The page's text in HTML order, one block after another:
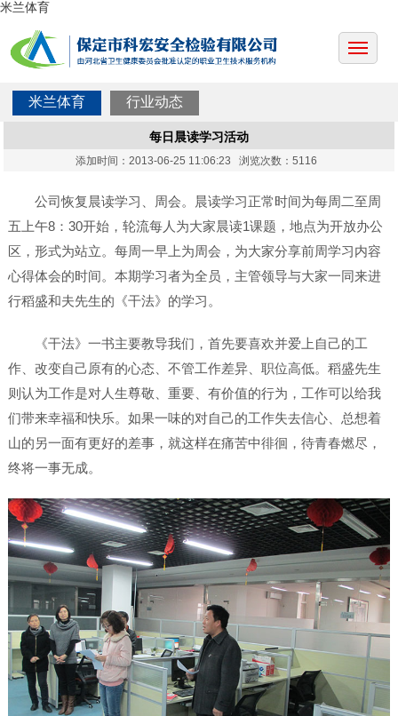
米兰体育
米兰体育 行业动态
每日晨读学习活动
添加时间：2013-06-25 11:06:23 浏览次数：5116
公司恢复晨读学习、周会。晨读学习正常时间为每周二至周
五上午8：30开始，轮流每人为大家晨读1课题，地点为开放办公
区，形式为站立。每周一早上为周会，为大家分享前周学习内容
心得体会的时间。本期学习者为全员，主管领导与大家一同来进
行稻盛和夫先生的《干法》的学习。
《干法》一书主要教导我们，首先要喜欢并爱上自己的工
作、改变自己原有的心态、不管工作差异、职位高低。稻盛先生
则认为工作是对人生尊敬、重要、有价值的行为，工作可以给我
们带来幸福和快乐。如果一味的对自己的工作失去信心、总想着
山的另一面有更好的差事，就这样在痛苦中徘徊，待青春燃尽，
终将一事无成。